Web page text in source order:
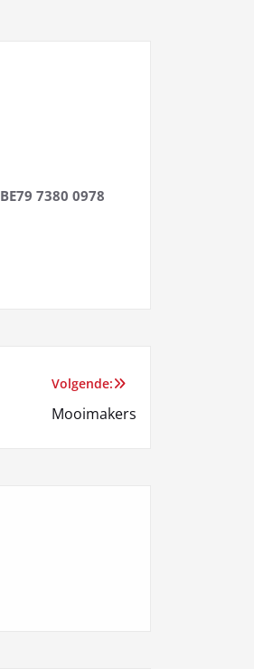
BE79 7380 0978
Volgende:
Mooimakers